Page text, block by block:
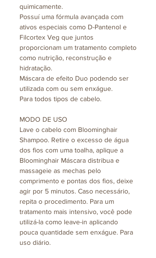
quimicamente.
Possuí uma fórmula avançada com
ativos especiais como D-Pantenol e
Filcortex Veg que juntos
proporcionam um tratamento completo
como nutrição, reconstrução e
hidratação.
Máscara de efeito Duo podendo ser
utilizada com ou sem enxágue.
Para todos tipos de cabelo.
MODO DE USO
Lave o cabelo com Bloominghair
Shampoo. Retire o excesso de água
dos fios com uma toalha, aplique a
Bloominghair Máscara distribua e
massageie as mechas pelo
comprimento e pontas dos fios, deixe
agir por 5 minutos. Caso necessário,
repita o procedimento. Para um
tratamento mais intensivo, você pode
utilizá-la como leave-in aplicando
pouca quantidade sem enxágue. Para
uso diário.